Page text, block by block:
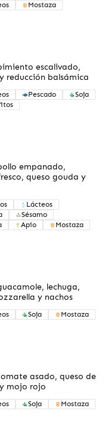
Mostaza
escalivado,
reducción balsámica
Pescado
Soja
empanado,
queso gouda y
Lácteos
Sésamo
Apio Mostaza
lechuga,
y nachos
Soja Mostaza
asado, queso de
mojo rojo
Soja Mostaza